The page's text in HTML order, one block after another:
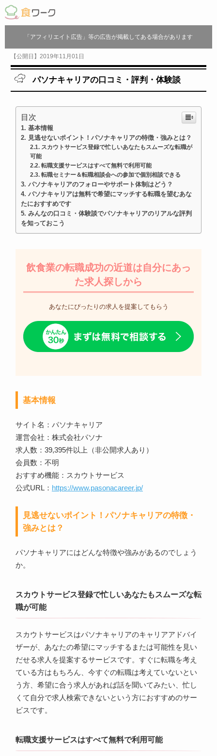
「アフィリエイト広告」等の広告が掲載してある場合があります
【公開日】2019年11月01日
パソナキャリアの口コミ・評判・体験談
目次
基本情報
見逃せないポイント！パソナキャリアの特徴・強みとは？
スカウトサービス登録で忙しいあなたもスムーズな転職が
可能
転職支援サービスはすべて無料で利用可能
転職セミナー＆転職相談会への参加で個別相談できる
パソナキャリアのフォローやサポート体制はどう？
パソナキャリアは無料で希望にマッチする転職を望むあな
たにおすすめです
みんなの口コミ・体験談でパソナキャリアのリアルな評判
を知っておこう
飲食業の転職成功の近道は自分にあっ
た求人探しから
あなたにぴったりの求人を提案してもらう
基本情報
サイト名：パソナキャリア
運営会社：株式会社パソナ
求人数：39,395件以上（非公開求人あり）
会員数：不明
おすすめ機能：スカウトサービス
公式URL： https://www.pasonacareer.jp/
見逃せないポイント！パソナキャリアの特徴・
強みとは？
パソナキャリアにはどんな特徴や強みがあるのでしょう
か。
スカウトサービス登録で忙しいあなたもスムーズな転
職が可能
スカウトサービスはパソナキャリアのキャリアアドバイ
ザーが、あなたの希望にマッチするまたは可能性を見い
だせる求人を提案するサービスです。すぐに転職を考え
ている方はもちろん、今すぐの転職は考えていないとい
う方、希望に合う求人があれば話を聞いてみたい、忙し
くて自分で求人検索できないという方におすすめのサー
ビスです。
転職支援サービスはすべて無料で利用可能